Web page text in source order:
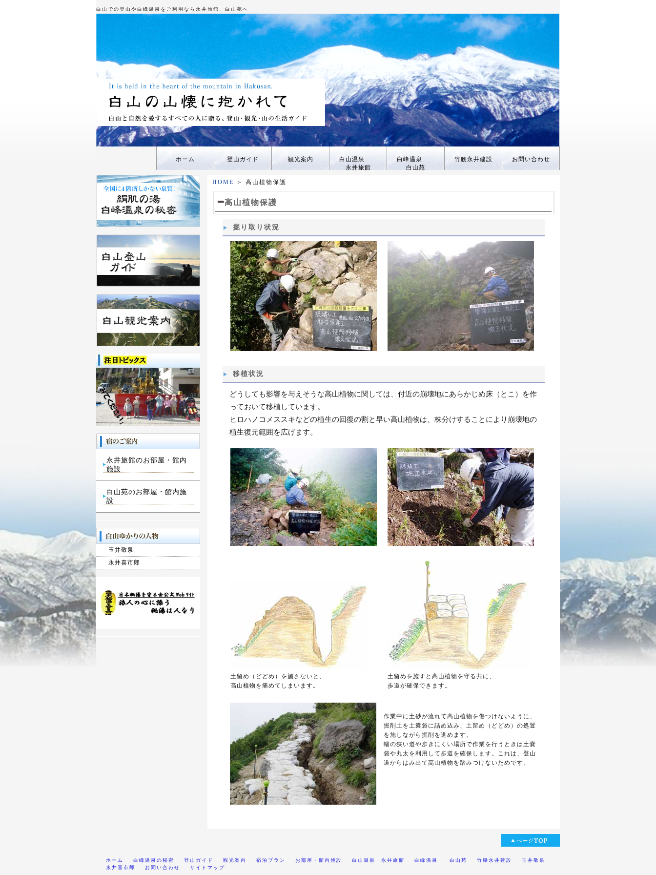
白山での登山や白峰温泉をご利用なら永井旅館、白山苑へ
ホーム 登山ガイド 観光案内
白山温泉
永井旅館
白峰温泉
白山苑
竹腰永井建設 お問い合わせ
HOME ＞ 高山植物保護
高山植物保護
掘り取り状況
移植状況
どうしても影響を与えそうな高山植物に関しては、付近の崩壊地にあらかじめ床（とこ）を作
っておいて移植しています。
ヒロハノコメススキなどの植生の回復の割と早い高山植物は、株分けすることにより崩壊地の
植生復元範囲を広げます。
土留め（どどめ）を施さないと、
高山植物を痛めてしまいます。
土留めを施すと高山植物を守る共に、
歩道が確保できます。
作業中に土砂が流れて高山植物を傷つけないように、
掘削土を土嚢袋に詰め込み、土留め（どどめ）の処置
を施しながら掘削を進めます。
幅の狭い道や歩きにくい場所で作業を行うときは土嚢
袋や丸太を利用して歩道を確保します。これは、登山
道からはみ出て高山植物を踏みつけないためです。
永井旅館のお部屋・館内
施設
白山苑のお部屋・館内施
設
玉井敬泉
永井喜市郎
ホーム 白峰温泉の秘密 登山ガイド 観光案内 宿泊プラン お部屋・館内施設 白山温泉 永井旅館 白峰温泉 白山苑 竹腰永井建設
玉井敬泉
永井喜市郎
お問い合わせ サイトマップ